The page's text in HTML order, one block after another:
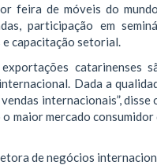
feira de móveis do
participação em
capacitação setorial.
catarinenses
Dada a
internacionais”,
maior mercado
de negócios